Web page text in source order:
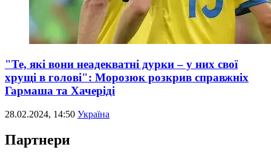
"Те, які вони неадекватні дурки – у них свої
хрущі в голові": Морозюк розкрив справжніх
Гармаша та Хачеріді
28.02.2024, 14:50 Україна
Партнери